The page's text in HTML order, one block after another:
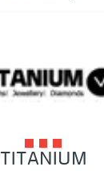
TITANIUM